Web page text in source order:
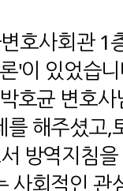
호사회관 1
'이 있었습
호균 변호
해주셨고
방역지침
사회적인